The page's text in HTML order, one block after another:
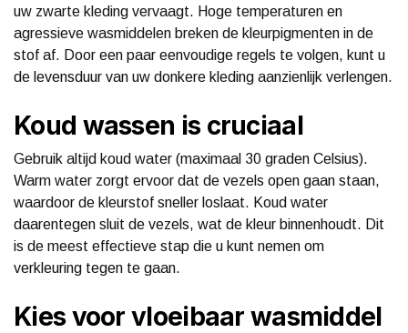
uw zwarte kleding vervaagt. Hoge temperaturen en
agressieve wasmiddelen breken de kleurpigmenten in de
stof af. Door een paar eenvoudige regels te volgen, kunt u
de levensduur van uw donkere kleding aanzienlijk verlengen.
Koud wassen is cruciaal
Gebruik altijd koud water (maximaal 30 graden Celsius).
Warm water zorgt ervoor dat de vezels open gaan staan,
waardoor de kleurstof sneller loslaat. Koud water
daarentegen sluit de vezels, wat de kleur binnenhoudt. Dit
is de meest effectieve stap die u kunt nemen om
verkleuring tegen te gaan.
Kies voor vloeibaar wasmiddel